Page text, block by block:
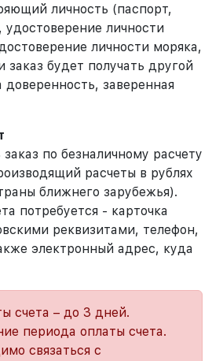
личность (паспорт,
удостоверение личности
личности моряка,
заказ будет получать другой
заверенная
по безналичному расчету
расчеты в рублях
ближнего зарубежья).
потребуется - карточка
реквизитами, телефон,
электронный адрес, куда
счета – до 3 дней.
периода оплаты счета.
связаться с